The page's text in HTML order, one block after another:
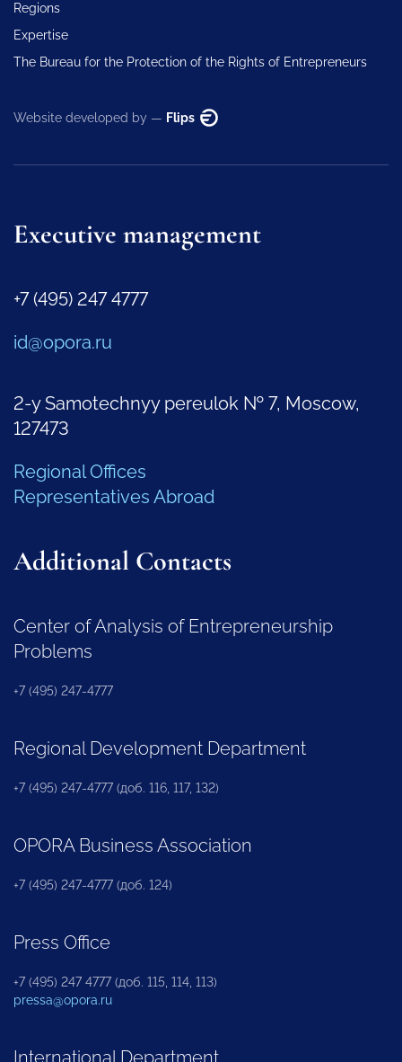
Regions
Expertise
The Bureau for the Protection of the Rights of Entrepreneurs
Website developed by — Flips
Executive management
+7 (495) 247 4777
id@opora.ru
2-y Samotechnyy pereulok № 7, Moscow,
127473
Regional Offices
Representatives Abroad
Additional Contacts
Center of Analysis of Entrepreneurship
Problems
+7 (495) 247-4777
Regional Development Department
+7 (495) 247-4777 (доб. 116, 117, 132)
OPORA Business Association
+7 (495) 247-4777 (доб. 124)
Press Office
+7 (495) 247 4777 (доб. 115, 114, 113)
pressa@opora.ru
International Department